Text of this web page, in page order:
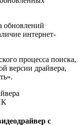
обновлений
интернет-
процесса поиска,
версии драйвера,
с